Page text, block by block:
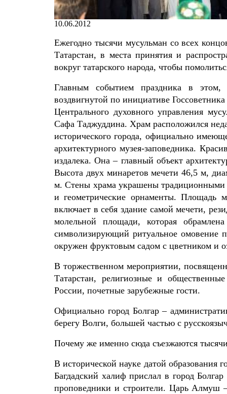
10.06.2012
Ежегодно тысячи мусульман со всех
Татарстан, в места принятия и
вокруг татарского народа, чтобы
Главным событием праздника в
воздвигнутой по инициативе
Центрального духовного управления
Сафа Таджуддина. Храм расположился
исторического города, официально
архитектурного музея-заповедника.
издалека. Она – главный объект
Высота двух минаретов мечети 46,5 м,
м. Стены храма украшены традиционными
и геометрические орнаменты. Площадь
включает в себя здание самой мечети,
молельной площади, которая
символизирующий ритуальное омовение
окружен фруктовым садом с цветником и
В торжественном мероприятии,
Татарстан, религиозные и
России, почетные зарубежные гости.
Официально город Болгар –
берегу Волги, большей частью с
Почему же именно сюда съезжаются
В исторической науке датой образования
Багдадский халиф прислал в город
проповедники и строители. Царь Алмуш